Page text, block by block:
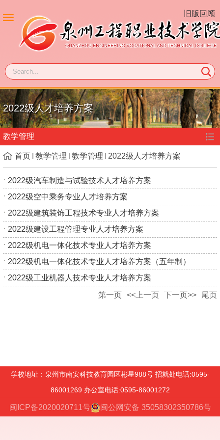
旧版回顾
2022级人才培养方案
教学管理
首页 教学管理 教学管理 2022级人才培养方案
2022级汽车制造与试验技术人才培养方案
2022级空中乘务专业人才培养方案
2022级建筑装饰工程技术专业人才培养方案
2022级建设工程管理专业人才培养方案
2022级机电一体化技术专业人才培养方案
2022级机电一体化技术专业人才培养方案（五年制）
2022级工业机器人技术专业人才培养方案
第一页 <<上一页 下一页>> 尾页
学校地址：泉州市南安科技教育园区彬星988号 招就处电话:0595-
86001269 办公室电话:0595-86001272
闽ICP备2020020711号 闽公网安备 35058302350786号